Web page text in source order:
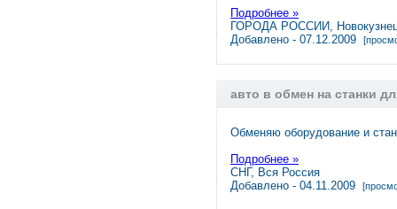
Подробнее »
ГОРОДА РОССИИ,
Добавлено - 07.12.2009
авто в обмен на станки
Обменяю оборудование и
Подробнее »
СНГ, Вся Россия
Добавлено - 04.11.2009